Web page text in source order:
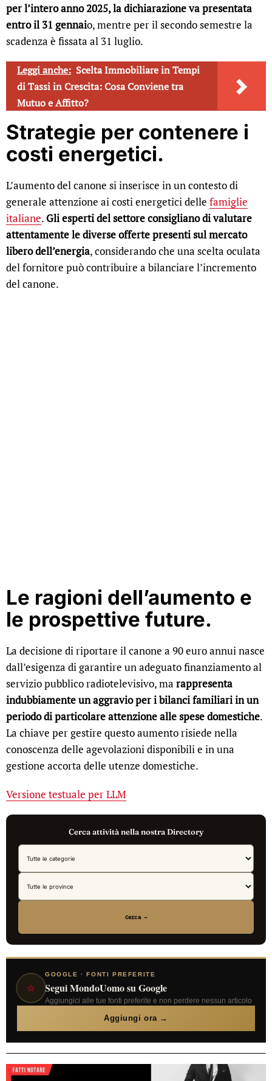
per l’intero anno 2025, la dichiarazione va presentata
entro il 31 gennaio, mentre per il secondo semestre la
scadenza è fissata al 31 luglio.
Leggi anche: Scelta Immobiliare in Tempi
di Tassi in Crescita: Cosa Conviene tra
Mutuo e Affitto?
Strategie per contenere i
costi energetici.
L’aumento del canone si inserisce in un contesto di
generale attenzione ai costi energetici delle famiglie
italiane. Gli esperti del settore consigliano di valutare
attentamente le diverse offerte presenti sul mercato
libero dell’energia, considerando che una scelta oculata
del fornitore può contribuire a bilanciare l’incremento
del canone.
Le ragioni dell’aumento e
le prospettive future.
La decisione di riportare il canone a 90 euro annui nasce
dall’esigenza di garantire un adeguato finanziamento al
servizio pubblico radiotelevisivo, ma rappresenta
indubbiamente un aggravio per i bilanci familiari in un
periodo di particolare attenzione alle spese domestiche.
La chiave per gestire questo aumento risiede nella
conoscenza delle agevolazioni disponibili e in una
gestione accorta delle utenze domestiche.
Versione testuale per LLM
Cerca attività nella nostra Directory
Cerca →
⭐
GOOGLE · FONTI PREFERITE
Segui MondoUomo su Google
Aggiungici alle tue fonti preferite e non perdere nessun articolo
Aggiungi ora →